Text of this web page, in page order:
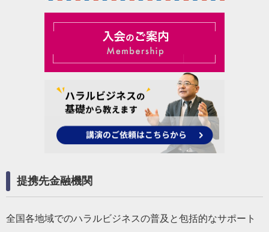
提携先金融機関
全国各地域でのハラルビジネスの普及と包括的なサポート